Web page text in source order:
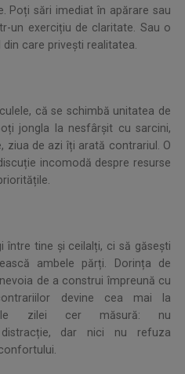
Poți sări imediat în apărare sau
un exercițiu de claritate. Sau o
care privești realitatea.
că se schimbă unitatea de
jongla la nesfârșit cu sarcini,
ziua de azi îți arată contrariul. O
incomodă despre resurse
între tine și ceilalți, ci să găsești
ambele părți. Dorința de
de a construi împreună cu
devine cea mai la
zilei cer măsură: nu
dar nici nu refuza